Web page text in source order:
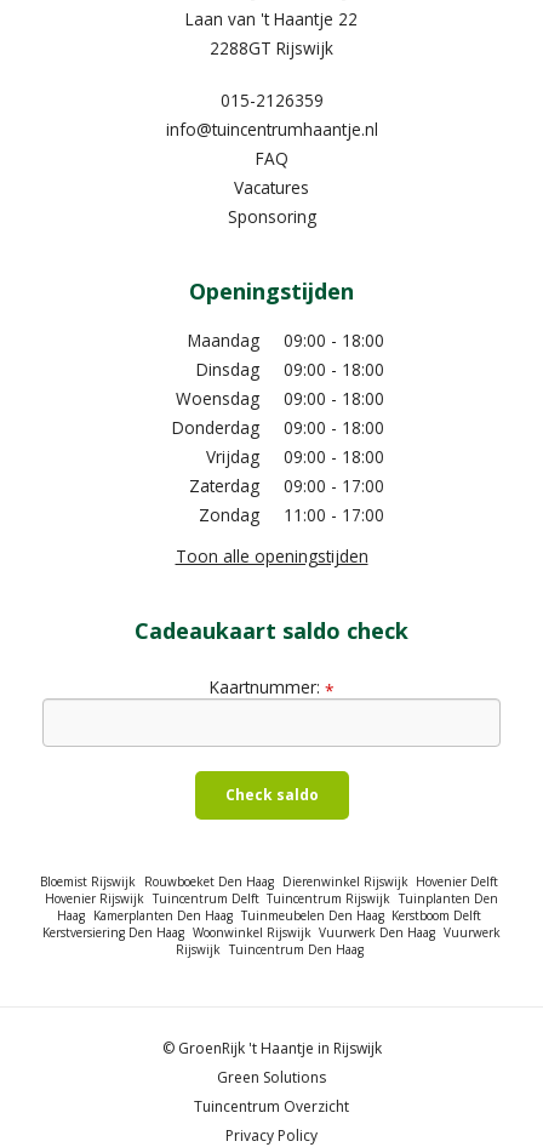
Laan van 't Haantje 22
2288GT Rijswijk
015-2126359
info@tuincentrumhaantje.nl
FAQ
Vacatures
Sponsoring
Openingstijden
Maandag
09:00 - 18:00
Dinsdag
09:00 - 18:00
Woensdag
09:00 - 18:00
Donderdag
09:00 - 18:00
Vrijdag
09:00 - 18:00
Zaterdag
09:00 - 17:00
Zondag
11:00 - 17:00
Toon alle openingstijden
Cadeaukaart saldo check
Kaartnummer: *
Check saldo
Bloemist Rijswijk Rouwboeket Den Haag Dierenwinkel Rijswijk Hovenier Delft
Hovenier Rijswijk Tuincentrum Delft Tuincentrum Rijswijk Tuinplanten Den
Haag Kamerplanten Den Haag Tuinmeubelen Den Haag Kerstboom Delft
Kerstversiering Den Haag Woonwinkel Rijswijk Vuurwerk Den Haag Vuurwerk
Rijswijk Tuincentrum Den Haag
© GroenRijk 't Haantje in Rijswijk
Green Solutions
Tuincentrum Overzicht
Privacy Policy